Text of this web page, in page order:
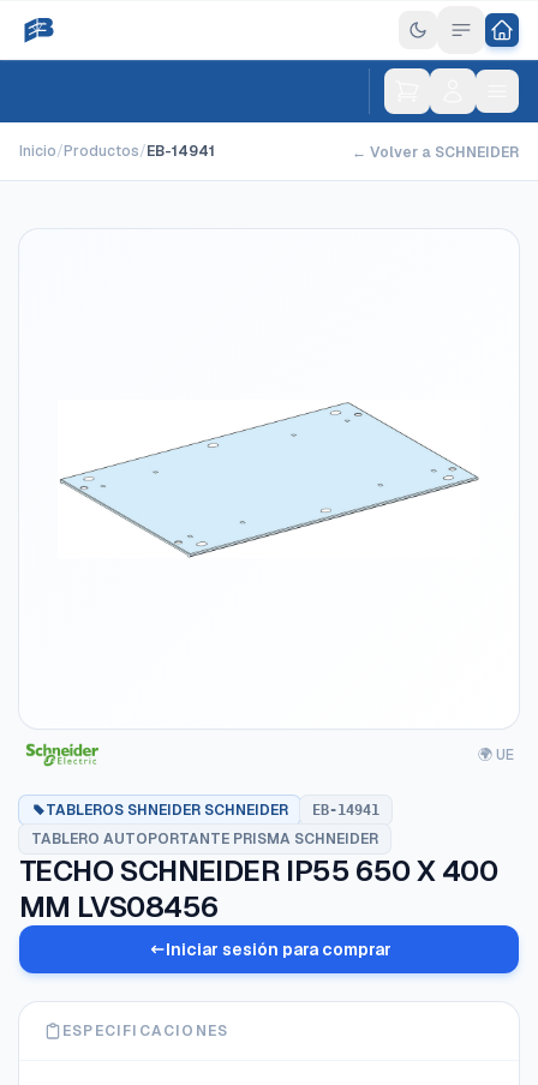
Inicio/Productos/EB-14941 ← Volver a SCHNEIDER
🌍 UE
TABLEROS SHNEIDER SCHNEIDER EB-14941
TABLERO AUTOPORTANTE PRISMA SCHNEIDER
TECHO SCHNEIDER IP55 650 X 400
MM LVS08456
Iniciar sesión para comprar
ESPECIFICACIONES